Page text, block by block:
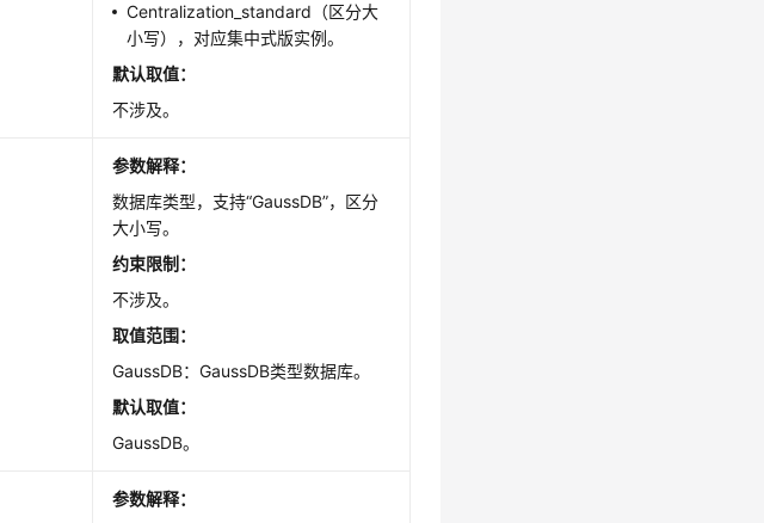
Centralization_standard（区分大
小写），对应集中式版实例。
默认取值：
不涉及。
参数解释：
数据库类型，支持“GaussDB”，区分
大小写。
约束限制：
不涉及。
取值范围：
GaussDB：GaussDB类型数据库。
默认取值：
GaussDB。
参数解释：